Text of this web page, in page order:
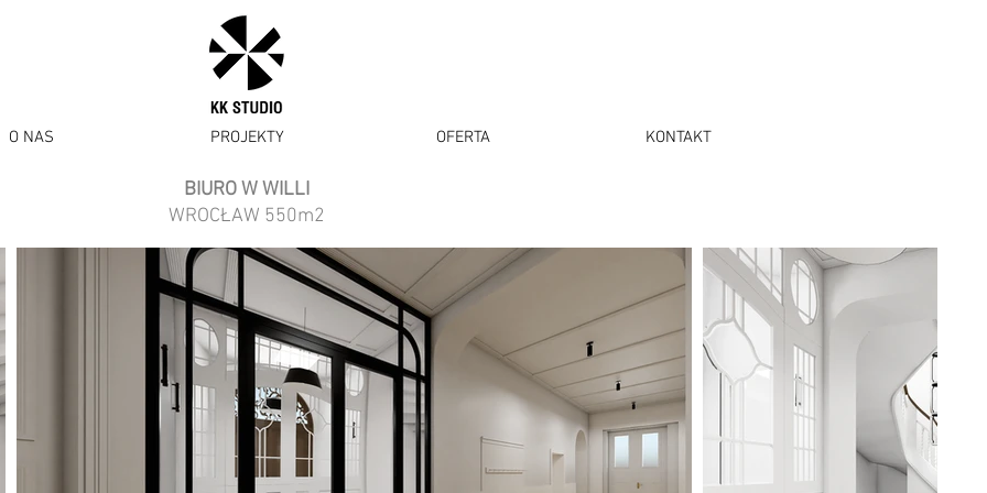
O NAS PROJEKTY OFERTA KONTAKT
BIURO W WILLI
WROCŁAW 550m2